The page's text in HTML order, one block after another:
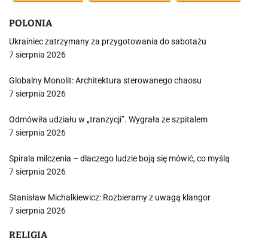
POLONIA
Ukrainiec zatrzymany za przygotowania do sabotażu
7 sierpnia 2026
Globalny Monolit: Architektura sterowanego chaosu
7 sierpnia 2026
Odmówiła udziału w „tranzycji”. Wygrała ze szpitalem
7 sierpnia 2026
Spirala milczenia – dlaczego ludzie boją się mówić, co myślą
7 sierpnia 2026
Stanisław Michalkiewicz: Rozbieramy z uwagą klangor
7 sierpnia 2026
RELIGIA